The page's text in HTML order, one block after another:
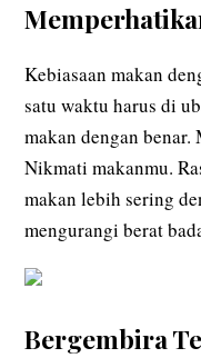
Kebiasaan makan
satu waktu harus di
makan dengan
Nikmati makanmu.
makan lebih sering
mengurangi berat
Bergembira